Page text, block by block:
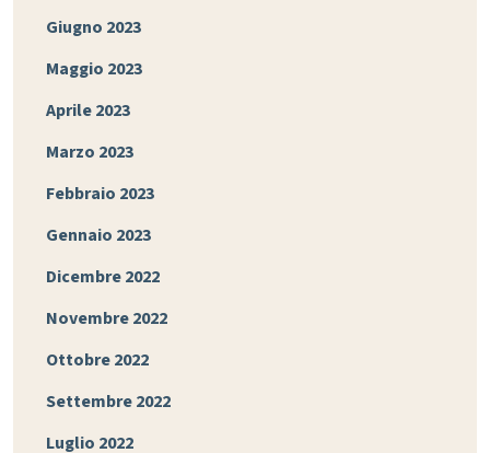
Giugno 2023
Maggio 2023
Aprile 2023
Marzo 2023
Febbraio 2023
Gennaio 2023
Dicembre 2022
Novembre 2022
Ottobre 2022
Settembre 2022
Luglio 2022